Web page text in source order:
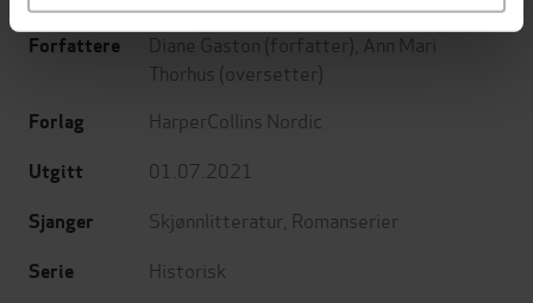
Forfattere Diane Gaston (forfatter), Ann Mari
Thorhus (oversetter)
Forlag HarperCollins Nordic
Utgitt 01.07.2021
Sjanger Skjønnlitteratur Romanserier
Serie Historisk